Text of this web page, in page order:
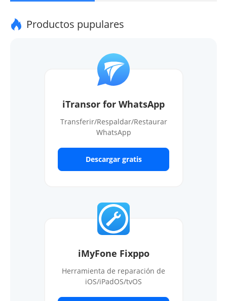
Productos pupulares
iTransor for WhatsApp
Transferir/Respaldar/Restaurar
WhatsApp
Descargar gratis
iMyFone Fixppo
Herramienta de reparación de
iOS/iPadOS/tvOS